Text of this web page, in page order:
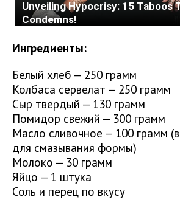
Ингредиенты:
Белый хлеб — 250 грамм
Колбаса сервелат — 250 грамм
Сыр твердый — 130 грамм
Помидор свежий — 300 грамм
Масло сливочное — 100 грамм
для смазывания формы)
Молоко — 30 грамм
Яйцо — 1 штука
Соль и перец по вкусу